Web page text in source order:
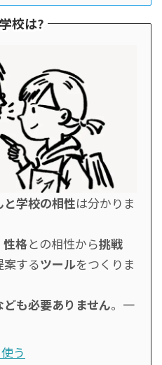
校は?
と学校の相性は分かりま
性格との相性から挑戦
案するツールをつくりま
ども必要ありません。一
う